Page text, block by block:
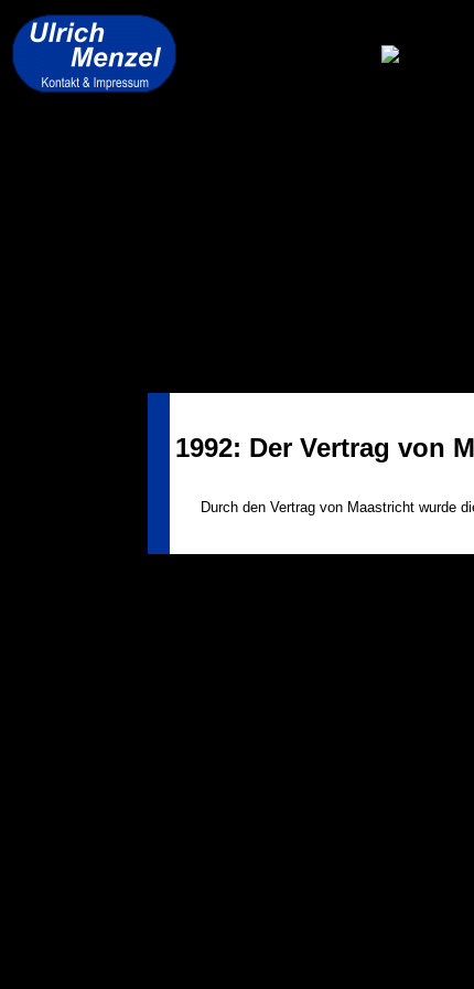
1992: Der Vertrag von
Durch den Vertrag von Maastricht wurde